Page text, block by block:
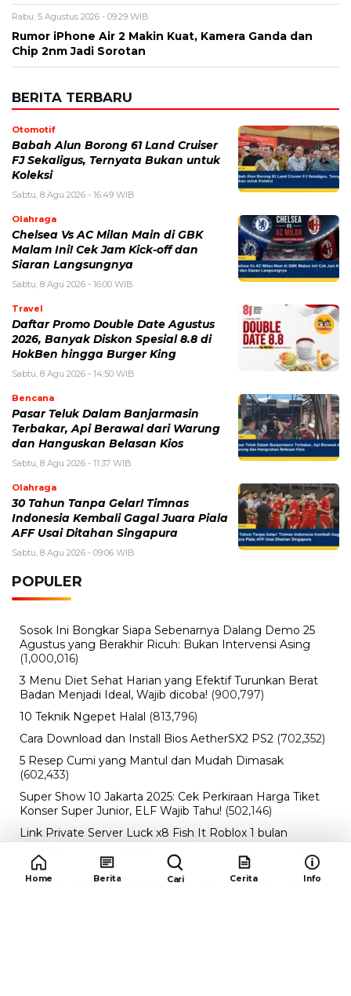
Rabu, 5 Agustus 2026 - 09:29 WIB
Rumor iPhone Air 2 Makin Kuat, Kamera Ganda dan
Chip 2nm Jadi Sorotan
BERITA TERBARU
Otomotif
Babah Alun Borong 61 Land Cruiser
FJ Sekaligus, Ternyata Bukan untuk
Koleksi
Sabtu, 8 Agu 2026 - 16:49 WIB
Olahraga
Chelsea Vs AC Milan Main di GBK
Malam Ini! Cek Jam Kick-off dan
Siaran Langsungnya
Sabtu, 8 Agu 2026 - 16:00 WIB
Travel
Daftar Promo Double Date Agustus
2026, Banyak Diskon Spesial 8.8 di
HokBen hingga Burger King ‎
Sabtu, 8 Agu 2026 - 14:50 WIB
Bencana
Pasar Teluk Dalam Banjarmasin
Terbakar, Api Berawal dari Warung
dan Hanguskan Belasan Kios
Sabtu, 8 Agu 2026 - 11:37 WIB
Olahraga
30 Tahun Tanpa Gelar! Timnas
Indonesia Kembali Gagal Juara Piala
AFF Usai Ditahan Singapura
Sabtu, 8 Agu 2026 - 09:06 WIB
POPULER
Sosok Ini Bongkar Siapa Sebenarnya Dalang Demo 25
Agustus yang Berakhir Ricuh: Bukan Intervensi Asing
(1,000,016)
3 Menu Diet Sehat Harian yang Efektif Turunkan Berat
Badan Menjadi Ideal, Wajib dicoba! (900,797)
10 Teknik Ngepet Halal (813,796)
Cara Download dan Install Bios AetherSX2 PS2 (702,352)
5 Resep Cumi yang Mantul dan Mudah Dimasak
(602,433)
Super Show 10 Jakarta 2025: Cek Perkiraan Harga Tiket
Konser Super Junior, ELF Wajib Tahu! (502,146)
Link Private Server Luck x8 Fish It Roblox 1 bulan
Diadakan oleh Redaksiku.com: Event Langka dengan
Drop Rate yang Melejit
(424,819)
10 Film Indonesia Tayang November 2024, Ada Film
Home Berita Cari Cerita Info